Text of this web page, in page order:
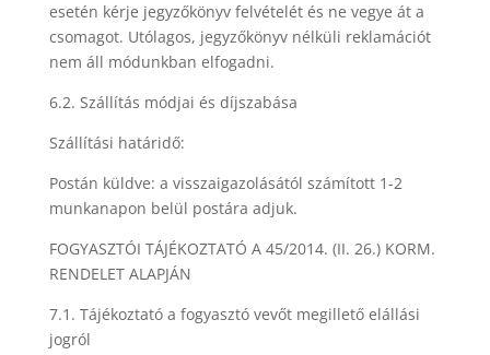
esetén kérje jegyzőkönyv felvételét és ne vegye át a
csomagot. Utólagos, jegyzőkönyv nélküli reklamációt
nem áll módunkban elfogadni.
6.2. Szállítás módjai és díjszabása
Szállítási határidő:
Postán küldve: a visszaigazolásától számított 1-2
munkanapon belül postára adjuk.
FOGYASZTÓI TÁJÉKOZTATÓ A 45/2014. (II. 26.) KORM.
RENDELET ALAPJÁN
7.1. Tájékoztató a fogyasztó vevőt megillető elállási
jogról